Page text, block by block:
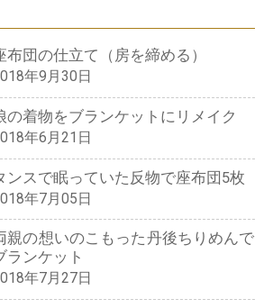
布団の仕立て（房を締める）
年9月30日
の着物をブランケットにリメイク
年6月21日
ンスで眠っていた反物で座布団5枚
年7月05日
親の想いのこもった丹後ちりめんで
ランケット
年7月27日